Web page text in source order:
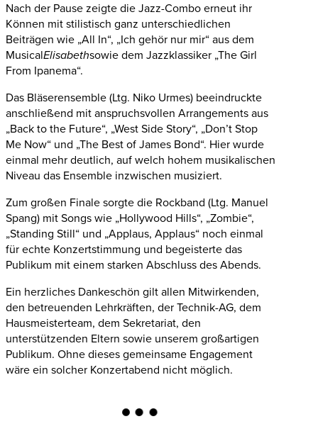
Nach der Pause zeigte die Jazz-Combo erneut ihr
Können mit stilistisch ganz unterschiedlichen
Beiträgen wie „All In“, „Ich gehör nur mir“ aus dem
MusicalElisabethsowie dem Jazzklassiker „The Girl
From Ipanema“.
Das Bläserensemble (Ltg. Niko Urmes) beeindruckte
anschließend mit anspruchsvollen Arrangements aus
„Back to the Future“, „West Side Story“, „Don’t Stop
Me Now“ und „The Best of James Bond“. Hier wurde
einmal mehr deutlich, auf welch hohem musikalischen
Niveau das Ensemble inzwischen musiziert.
Zum großen Finale sorgte die Rockband (Ltg. Manuel
Spang) mit Songs wie „Hollywood Hills“, „Zombie“,
„Standing Still“ und „Applaus, Applaus“ noch einmal
für echte Konzertstimmung und begeisterte das
Publikum mit einem starken Abschluss des Abends.
Ein herzliches Dankeschön gilt allen Mitwirkenden,
den betreuenden Lehrkräften, der Technik-AG, dem
Hausmeisterteam, dem Sekretariat, den
unterstützenden Eltern sowie unserem großartigen
Publikum. Ohne dieses gemeinsame Engagement
wäre ein solcher Konzertabend nicht möglich.